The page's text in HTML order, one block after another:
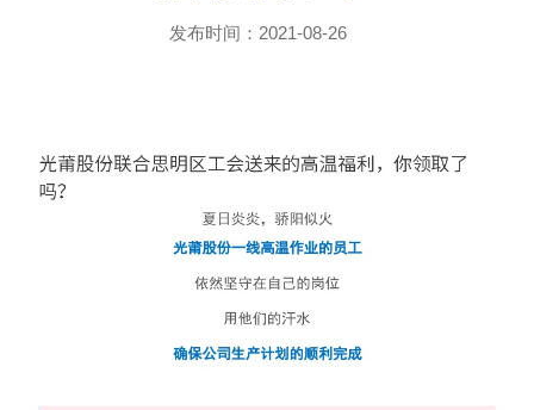
发布时间：2021-08-26